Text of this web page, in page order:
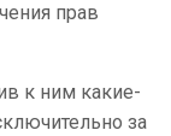
прав
к ним какие-
за